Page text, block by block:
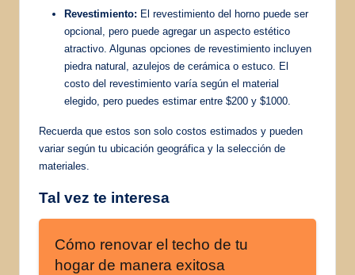
Revestimiento: El revestimiento del horno puede ser
opcional, pero puede agregar un aspecto estético
atractivo. Algunas opciones de revestimiento incluyen
piedra natural, azulejos de cerámica o estuco. El
costo del revestimiento varía según el material
elegido, pero puedes estimar entre $200 y $1000.
Recuerda que estos son solo costos estimados y pueden
variar según tu ubicación geográfica y la selección de
materiales.
Tal vez te interesa
Cómo renovar el techo de tu
hogar de manera exitosa